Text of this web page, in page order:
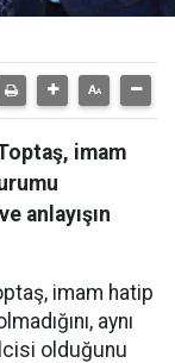
imam
anlayışın
imam hatip
aynı
olduğunu